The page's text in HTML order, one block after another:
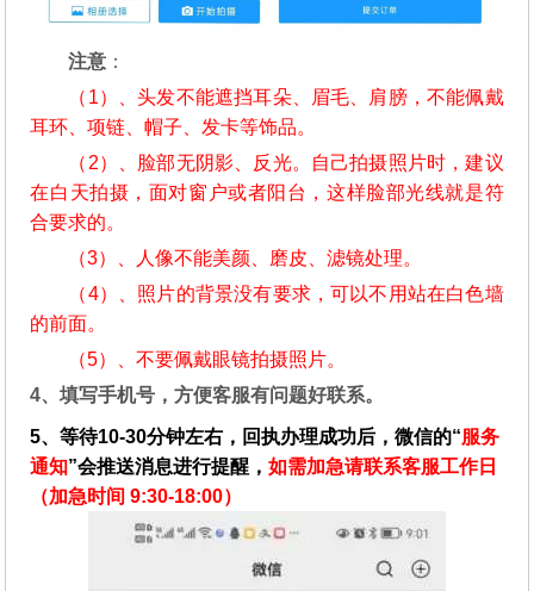
注意 ：
（1）、头发不能遮挡耳朵、眉毛、肩膀，不能佩戴
耳环、项链、帽子、发卡等饰品。
（2）、脸部无阴影、反光。自己拍摄照片时，建议
在白天拍摄，面对窗户或者阳台，这样脸部光线就是符
合要求的。
（3）、人像不能美颜、磨皮、滤镜处理。
（4）、照片的背景没有要求，可以不用站在白色墙
的前面。
（5）、不要佩戴眼镜拍摄照片。
4、填写手机号，方便客服有问题好联系。
5、等待10-30分钟左右，回执办理成功后，微信的“服务
通知”会推送消息进行提醒，如需加急请联系客服工作日
（加急时间 9:30-18:00）